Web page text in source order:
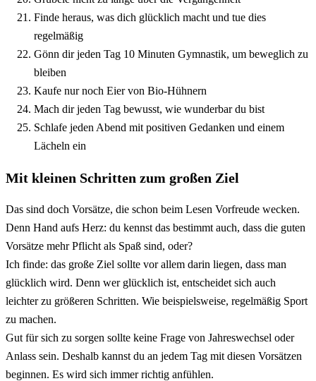
Finde heraus, was dich glücklich macht und tue dies
regelmäßig
Gönn dir jeden Tag 10 Minuten Gymnastik, um beweglich zu
bleiben
Kaufe nur noch Eier von Bio-Hühnern
Mach dir jeden Tag bewusst, wie wunderbar du bist
Schlafe jeden Abend mit positiven Gedanken und einem
Lächeln ein
Mit kleinen Schritten zum großen Ziel
Das sind doch Vorsätze, die schon beim Lesen Vorfreude wecken.
Denn Hand aufs Herz: du kennst das bestimmt auch, dass die guten
Vorsätze mehr Pflicht als Spaß sind, oder?
Ich finde: das große Ziel sollte vor allem darin liegen, dass man
glücklich wird. Denn wer glücklich ist, entscheidet sich auch
leichter zu größeren Schritten. Wie beispielsweise, regelmäßig Sport
zu machen.
Gut für sich zu sorgen sollte keine Frage von Jahreswechsel oder
Anlass sein. Deshalb kannst du an jedem Tag mit diesen Vorsätzen
beginnen. Es wird sich immer richtig anfühlen.